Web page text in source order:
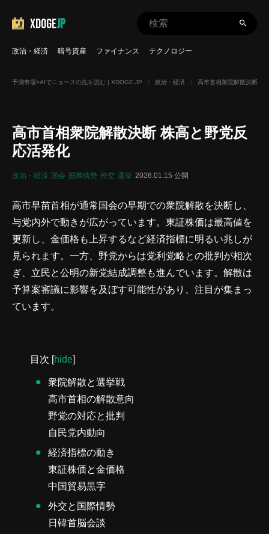
XDOGEJP
政治・経済 暗号資産 ファイナンス テクノロジー
予測市場×AIでニュースの先を読む | XDOGE.JP 〉 政治・経済 〉 高市首相衆院解散決断 株
高市首相衆院解散決断 株高と野党反
応活発化
政治・経済 国会 国際情勢 外交 選挙 2026.01.15 公開
高市早苗首相が通常国会の早期での衆院解散を決断し、
与党内外で動きが広がっています。東証株価は最高値を
更新し、金価格も上昇するなど経済指標に明るい兆しが
見られます。一方、野党からは党利党略との批判が相次
ぎ、立民と公明の新党結成調整も進んでいます。解散は
予算案審議に影響を及ぼす可能性があり、注目が集まっ
ています。
目次 [hide]
衆院解散と選挙戦
高市首相の解散意向
野党の対応と批判
自民党内動向
経済指標の動き
東証株価と金価格
中国貿易黒字
外交と国際情勢
日韓首脳会談